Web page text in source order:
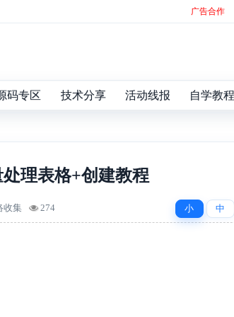
广告合作
码专区 技术分享 活动线报 自学教程
处理表格+创建教程
小 中
收集 274